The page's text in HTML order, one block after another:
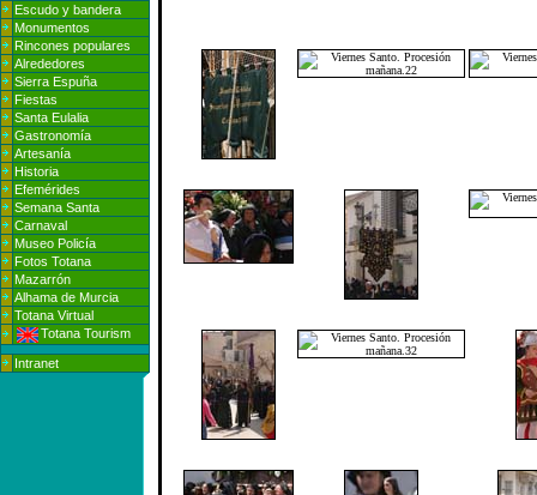
Escudo y bandera
Monumentos
Rincones populares
Alrededores
Sierra Espuña
Fiestas
Santa Eulalia
Gastronomía
Artesanía
Historia
Efemérides
Semana Santa
Carnaval
Museo Policía
Fotos Totana
Mazarrón
Alhama de Murcia
Totana Virtual
Totana Tourism
Intranet